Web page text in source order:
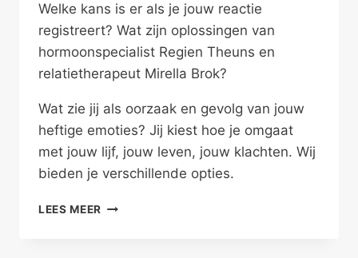
Welke kans is er als je jouw reactie
registreert? Wat zijn oplossingen van
hormoonspecialist Regien Theuns en
relatietherapeut Mirella Brok?
Wat zie jij als oorzaak en gevolg van jouw
heftige emoties? Jij kiest hoe je omgaat
met jouw lijf, jouw leven, jouw klachten. Wij
bieden je verschillende opties.
LEES MEER ALS